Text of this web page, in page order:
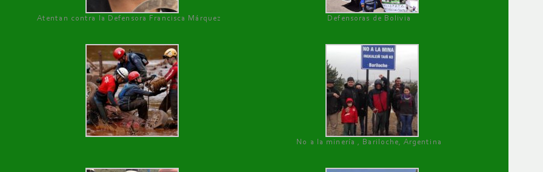
Atentan contra la Defensora Francisca Márquez Defensoras de Bolivia
No a la minería , Bariloche, Argentina